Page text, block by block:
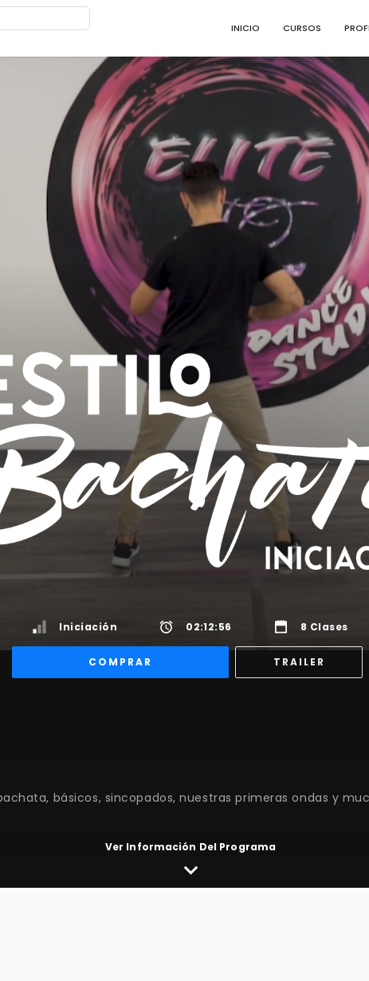
INICIO CURSOS
Iniciación 02:12:56 8 Clases
COMPRAR TRAILER
Ver Información Del Programa